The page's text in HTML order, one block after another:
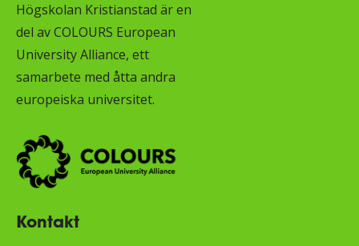
Högskolan Kristianstad är en
del av COLOURS European
University Alliance, ett
samarbete med åtta andra
europeiska universitet.
Kontakt